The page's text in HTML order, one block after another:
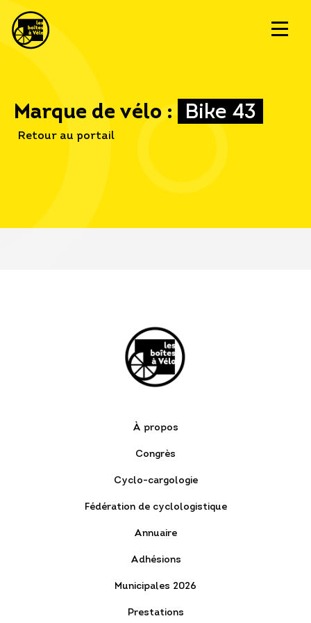
Marque de vélo : Bike 43
Retour au portail
À propos
Congrès
Cyclo-cargologie
Fédération de cyclologistique
Annuaire
Adhésions
Municipales 2026
Prestations